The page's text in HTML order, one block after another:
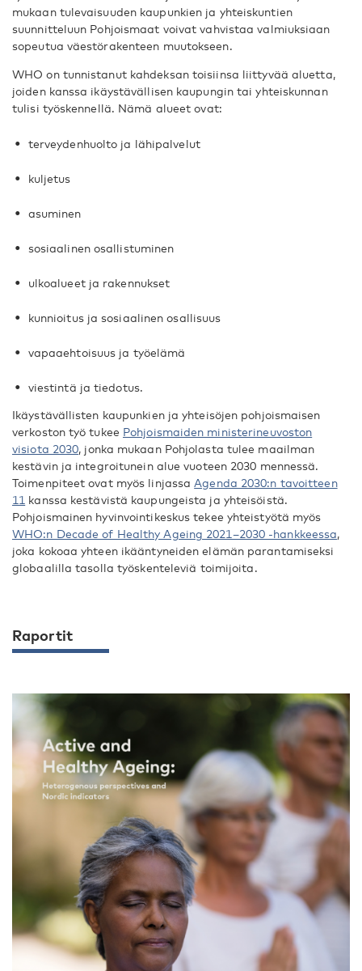
mukaan tulevaisuuden kaupunkien ja yhteiskuntien
suunnitteluun Pohjoismaat voivat vahvistaa valmiuksiaan
sopeutua väestörakenteen muutokseen.
WHO on tunnistanut kahdeksan toisiinsa liittyvää aluetta,
joiden kanssa ikäystävällisen kaupungin tai yhteiskunnan
tulisi työskennellä. Nämä alueet ovat:
terveydenhuolto ja lähipalvelut
kuljetus
asuminen
sosiaalinen osallistuminen
ulkoalueet ja rakennukset
kunnioitus ja sosiaalinen osallisuus
vapaaehtoisuus ja työelämä
viestintä ja tiedotus.
Ikäystävällisten kaupunkien ja yhteisöjen pohjoismaisen
verkoston työ tukee Pohjoismaiden ministerineuvoston
visiota 2030, jonka mukaan Pohjolasta tulee maailman
kestävin ja integroitunein alue vuoteen 2030 mennessä.
Toimenpiteet ovat myös linjassaAgenda 2030:n tavoitteen
11 kanssa kestävistä kaupungeista ja yhteisöistä.
Pohjoismainen hyvinvointikeskus tekee yhteistyötä myös
WHO:n Decade of Healthy Ageing 2021–2030 -hankkeessa,
joka kokoaa yhteen ikääntyneiden elämän parantamiseksi
globaalilla tasolla työskenteleviä toimijoita.
Raportit